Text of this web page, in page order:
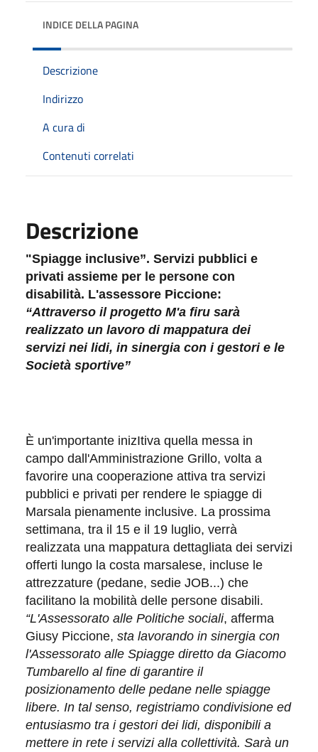
INDICE DELLA PAGINA
Descrizione
Indirizzo
A cura di
Contenuti correlati
Descrizione
"Spiagge inclusive”. Servizi pubblici e
privati assieme per le persone con
disabilità. L'assessore Piccione:
“Attraverso il progetto M'a firu sarà
realizzato un lavoro di mappatura dei
servizi nei lidi, in sinergia con i gestori e le
Società sportive”
È un'importante inizItiva quella messa in
campo dall'Amministrazione Grillo, volta a
favorire una cooperazione attiva tra servizi
pubblici e privati per rendere le spiagge di
Marsala pienamente inclusive. La prossima
settimana, tra il 15 e il 19 luglio, verrà
realizzata una mappatura dettagliata dei servizi
offerti lungo la costa marsalese, incluse le
attrezzature (pedane, sedie JOB...) che
facilitano la mobilità delle persone disabili.
“L'Assessorato alle Politiche sociali, afferma
Giusy Piccione, sta lavorando in sinergia con
l'Assessorato alle Spiagge diretto da Giacomo
Tumbarello al fine di garantire il
posizionamento delle pedane nelle spiagge
libere. In tal senso, registriamo condivisione ed
entusiasmo tra i gestori dei lidi, disponibili a
mettere in rete i servizi alla collettività. Sarà un